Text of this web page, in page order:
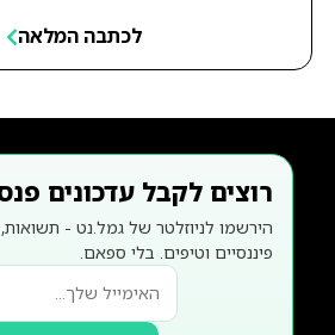
לכתבה המלאה
רוצים לקבל עדכונים
הירשמו לניוזלטר של גמל.נט - תשואות,
פיננסיים וטיפים. בלי ספאם.